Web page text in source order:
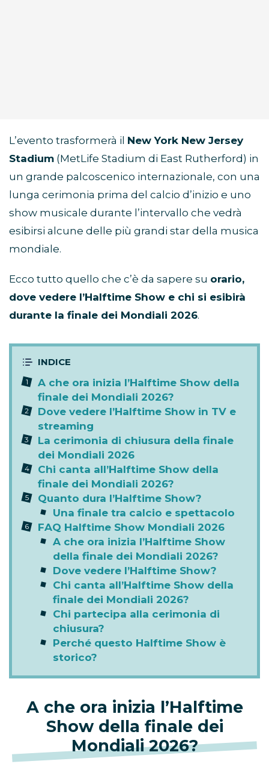
L’evento trasformerà il New York New Jersey
Stadium (MetLife Stadium di East Rutherford) in
un grande palcoscenico internazionale, con una
lunga cerimonia prima del calcio d’inizio e uno
show musicale durante l’intervallo che vedrà
esibirsi alcune delle più grandi star della musica
mondiale.
Ecco tutto quello che c’è da sapere su orario,
dove vedere l’Halftime Show e chi si esibirà
durante la finale dei Mondiali 2026.
A che ora inizia l’Halftime Show della
finale dei Mondiali 2026?
Dove vedere l’Halftime Show in TV e
streaming
La cerimonia di chiusura della finale
dei Mondiali 2026
Chi canta all’Halftime Show della
finale dei Mondiali 2026?
Quanto dura l’Halftime Show?
Una finale tra calcio e spettacolo
FAQ Halftime Show Mondiali 2026
A che ora inizia l’Halftime Show
della finale dei Mondiali 2026?
Dove vedere l’Halftime Show?
Chi canta all’Halftime Show della
finale dei Mondiali 2026?
Chi partecipa alla cerimonia di
chiusura?
Perché questo Halftime Show è
storico?
A che ora inizia l’Halftime
Show della finale dei
Mondiali 2026?